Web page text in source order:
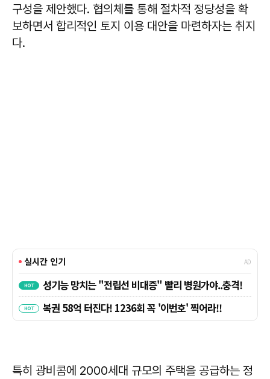
구성을 제안했다. 협의체를 통해 절차적 정당성을 확
보하면서 합리적인 토지 이용 대안을 마련하자는 취지
다.
특히 광비콤에 2000세대 규모의 주택을 공급하는 정